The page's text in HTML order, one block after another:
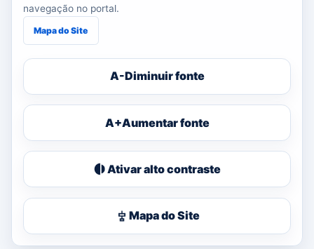
navegação no portal.
Mapa do Site
A-Diminuir fonte
A+Aumentar fonte
Ativar alto contraste
Mapa do Site